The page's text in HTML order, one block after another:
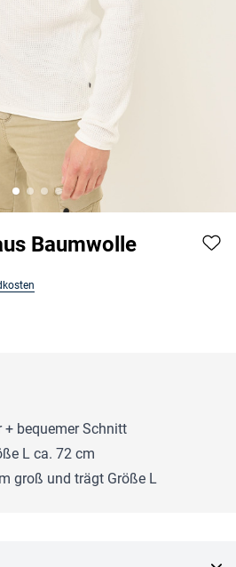
Baumwolle
+ bequemer Schnitt
L ca. 72 cm
groß und trägt Größe L